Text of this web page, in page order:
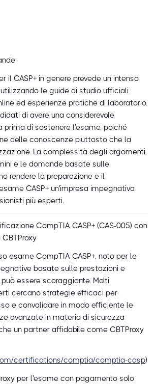
il CASP+ in genere prevede un intenso
le guide di studio ufficiali
ed esperienze pratiche di laboratorio.
di avere una considerevole
prima di sostenere l'esame, poiché
delle conoscenze piuttosto che la
La complessità degli argomenti,
e le domande basate sulle
rendere la preparazione e il
CASP+ un'impresa impegnativa
più esperti.
CompTIA CASP+ (CAS-005) con
esame CompTIA CASP+, noto per le
basate sulle prestazioni e
essere scoraggiante. Molti
cercano strategie efficaci per
e convalidare in modo efficiente le
avanzate in materia di sicurezza
un partner affidabile come CBTProxy
certifications/comptia/comptia-casp)
per l'esame con pagamento solo